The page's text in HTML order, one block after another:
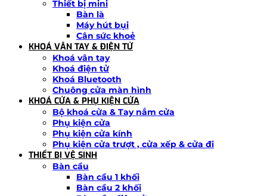
Thiết bị mini
Bàn là
Máy hút bụi
Cân sức khoẻ
KHOÁ VÂN TAY & ĐIỆN TỬ
Khoá vân tay
Khoá điện tử
Khoá Bluetooth
Chuông cửa màn hình
KHOÁ CỬA & PHỤ KIỆN CỬA
Bộ khoá cửa & Tay nắm cửa
Phụ kiện cửa
Phụ kiện cửa kính
Phụ kiện cửa trượt , cửa xếp & cửa đi
THIẾT BỊ VỆ SINH
Bàn cầu
Bàn cầu 1 khối
Bàn cầu 2 khối